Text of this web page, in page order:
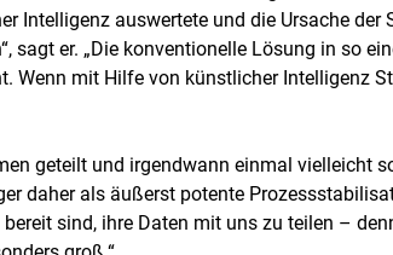
Intelligenz auswertete und die Ursache
er. „Die konventionelle Lösung in so
Wenn mit Hilfe von künstlicher Intelligenz
geteilt und irgendwann einmal vielleicht
daher als äußerst potente
sind, ihre Daten mit uns zu teilen –